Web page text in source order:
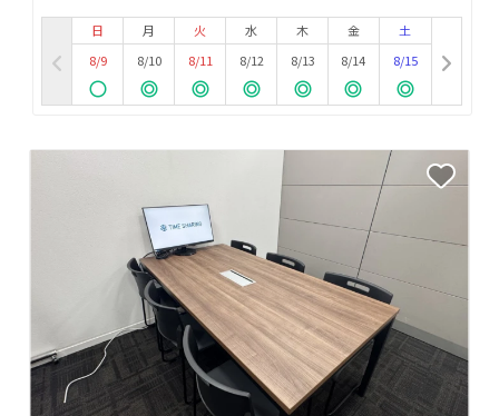
日
8/9
月
8/10
火
8/11
水
8/12
木
8/13
金
8/14
土
8/15